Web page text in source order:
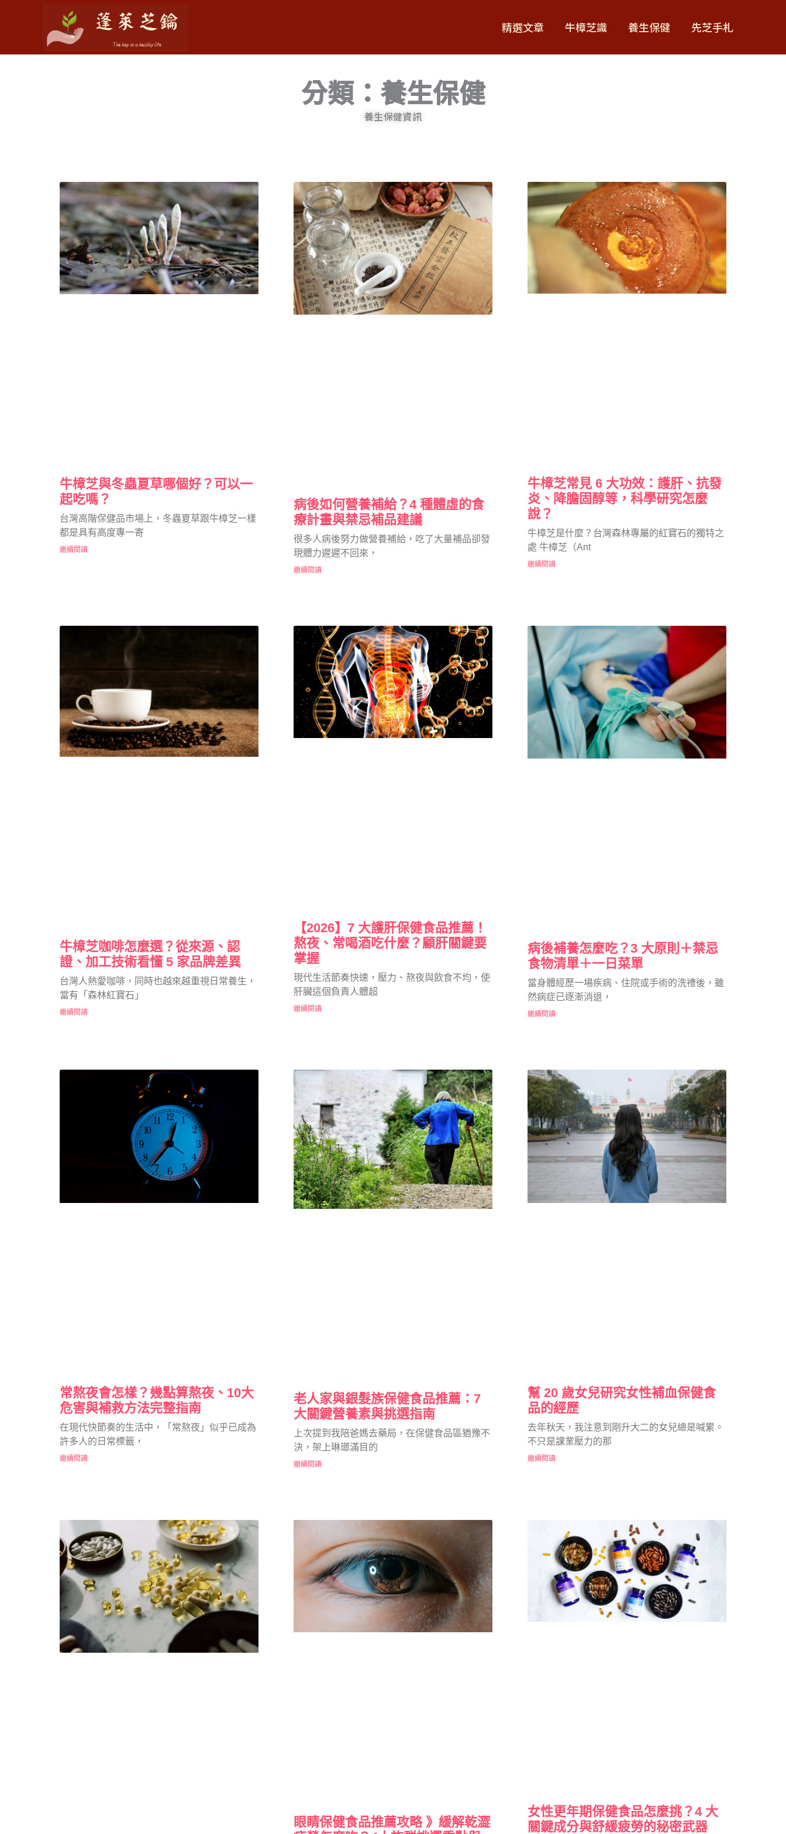
要
精選文章 牛樟芝識 養生保健 先芝手札
分類：養生保健
養生保健資訊
牛樟芝與冬蟲夏草哪個好？可以一
起吃嗎？
台灣高階保健品市場上，冬蟲夏草跟牛樟芝一樣
都是具有高度專一寄
繼續閱讀
病後如何營養補給？4 種體虛的食
療計畫與禁忌補品建議
很多人病後努力做營養補給，吃了大量補品卻發
現體力遲遲不回來，
繼續閱讀
牛樟芝常見 6 大功效：護肝、抗發
炎、降膽固醇等，科學研究怎麼
說？
牛樟芝是什麼？台灣森林專屬的紅寶石的獨特之
處 牛樟芝（Ant
繼續閱讀
牛樟芝咖啡怎麼選？從來源、認
證、加工技術看懂 5 家品牌差異
台灣人熱愛咖啡，同時也越來越重視日常養生，
當有「森林紅寶石」
繼續閱讀
【2026】7 大護肝保健食品推薦！
熬夜、常喝酒吃什麼？顧肝關鍵要
掌握
現代生活節奏快速，壓力、熬夜與飲食不均，使
肝臟這個負責人體超
繼續閱讀
病後補養怎麼吃？3 大原則＋禁忌
食物清單＋一日菜單
當身體經歷一場疾病、住院或手術的洗禮後，雖
然病症已逐漸消退，
繼續閱讀
常熬夜會怎樣？幾點算熬夜、10大
危害與補救方法完整指南
在現代快節奏的生活中，「常熬夜」似乎已成為
許多人的日常標籤，
繼續閱讀
老人家與銀髮族保健食品推薦：7
大關鍵營養素與挑選指南
上次提到我陪爸媽去藥局，在保健食品區猶豫不
決，架上琳瑯滿目的
繼續閱讀
幫 20 歲女兒研究女性補血保健食
品的經歷
去年秋天，我注意到剛升大二的女兒總是喊累。
不只是課業壓力的那
繼續閱讀
眼睛保健食品推薦攻略 》緩解乾澀
女性更年期保健食品怎麼挑？4 大
關鍵成分與舒緩疲勞的秘密武器
頁
面
頁
面
頁
面